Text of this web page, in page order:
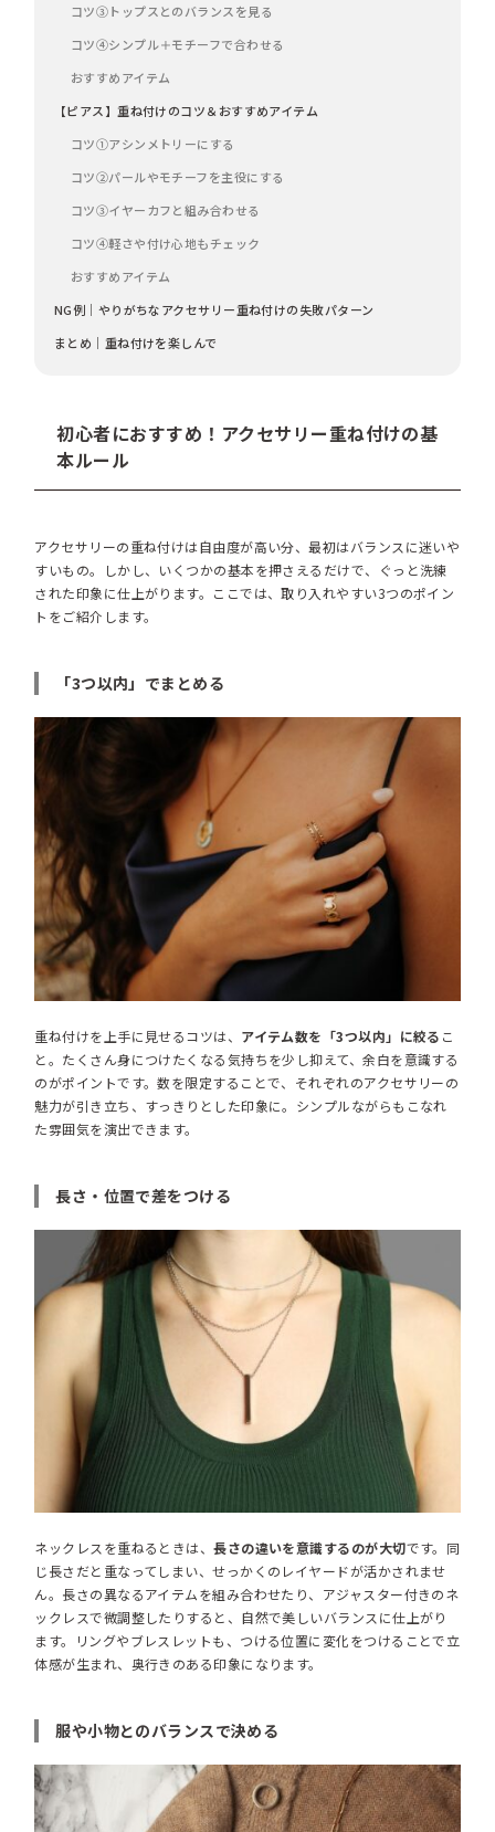
コツ③トップスとのバランスを見る
コツ④シンプル＋モチーフで合わせる
おすすめアイテム
【ピアス】重ね付けのコツ＆おすすめアイテム
コツ①アシンメトリーにする
コツ②パールやモチーフを主役にする
コツ③イヤーカフと組み合わせる
コツ④軽さや付け心地もチェック
おすすめアイテム
NG例｜やりがちなアクセサリー重ね付けの失敗パターン
まとめ｜重ね付けを楽しんで
初心者におすすめ！アクセサリー重ね付けの基
本ルール
アクセサリーの重ね付けは自由度が高い分、最初はバランスに迷いや
すいもの。しかし、いくつかの基本を押さえるだけで、ぐっと洗練
された印象に仕上がります。ここでは、取り入れやすい3つのポイン
トをご紹介します。
「3つ以内」でまとめる
重ね付けを上手に見せるコツは、 アイテム数を「3つ以内」に絞る こ
と。たくさん身につけたくなる気持ちを少し抑えて、余白を意識する
のがポイントです。数を限定することで、それぞれのアクセサリーの
魅力が引き立ち、すっきりとした印象に。シンプルながらもこなれ
た雰囲気を演出できます。
長さ・位置で差をつける
ネックレスを重ねるときは、長さの違いを意識するのが大切です。同
じ長さだと重なってしまい、せっかくのレイヤードが活かされませ
ん。長さの異なるアイテムを組み合わせたり、アジャスター付きのネ
ックレスで微調整したりすると、自然で美しいバランスに仕上がり
ます。リングやブレスレットも、つける位置に変化をつけることで立
体感が生まれ、奥行きのある印象になります。
服や小物とのバランスで決める